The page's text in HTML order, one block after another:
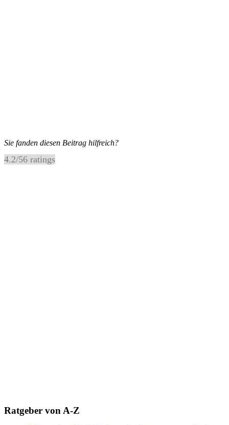
Sie fanden diesen Beitrag hilfreich?
4.2/56 ratings
Ratgeber von A-Z